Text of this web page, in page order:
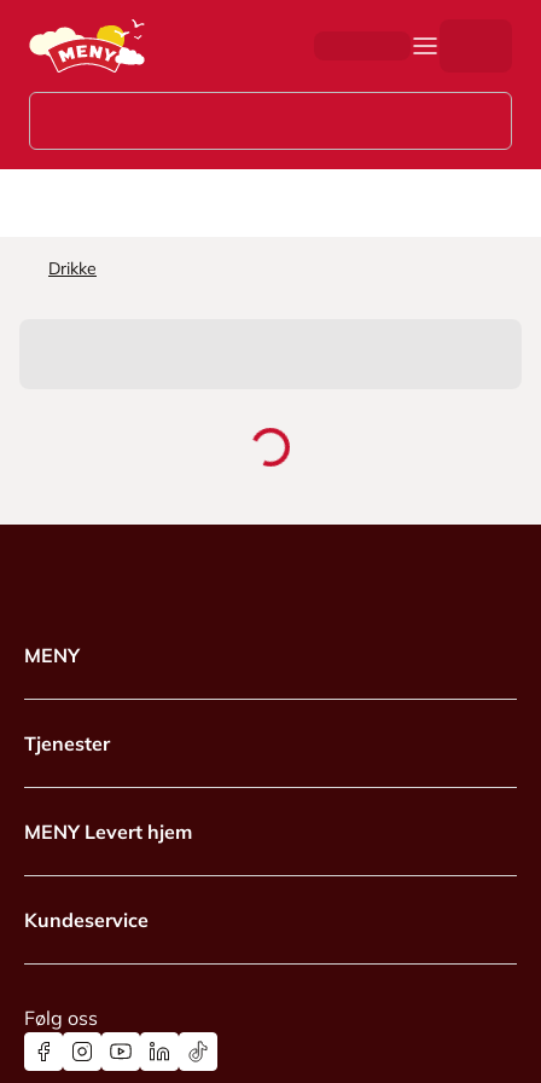
Hopp til hovedinnhold
Drikke
MENY
Tjenester
MENY Levert hjem
Kundeservice
Følg oss